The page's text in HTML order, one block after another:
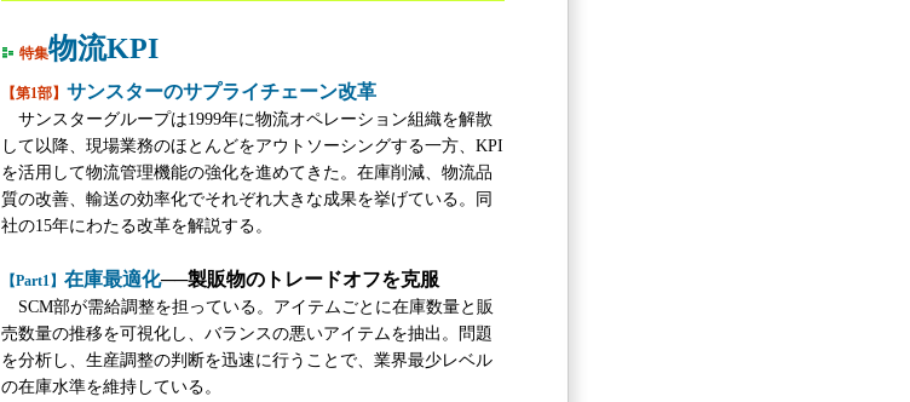
特集物流KPI
【第1部】 サンスターのサプライチェーン改革
サンスターグループは1999年に物流オペレーション組織を解散
して以降、現場業務のほとんどをアウトソーシングする一方、KPI
を活用して物流管理機能の強化を進めてきた。在庫削減、物流品
質の改善、輸送の効率化でそれぞれ大きな成果を挙げている。同
社の15年にわたる改革を解説する。
【Part1】 在庫最適化──製販物のトレードオフを克服
SCM部が需給調整を担っている。アイテムごとに在庫数量と販
売数量の推移を可視化し、バランスの悪いアイテムを抽出。問題
を分析し、生産調整の判断を迅速に行うことで、業界最少レベル
の在庫水準を維持している。